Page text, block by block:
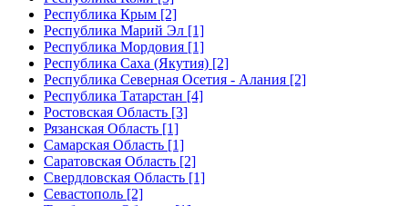
Республика Крым [2]
Республика Марий Эл [1]
Республика Мордовия [1]
Республика Саха (Якутия) [2]
Республика Северная Осетия - Алания [2]
Республика Татарстан [4]
Ростовская Область [3]
Рязанская Область [1]
Самарская Область [1]
Саратовская Область [2]
Свердловская Область [1]
Севастополь [2]